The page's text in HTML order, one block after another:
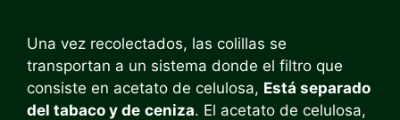
Una vez recolectados, las colillas se
transportan a un sistema donde el filtro que
consiste en acetato de celulosa, Está separado
del tabaco y de ceniza. El acetato de celulosa,